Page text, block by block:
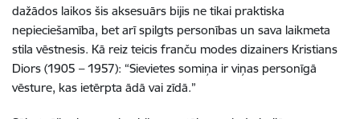
dažādos laikos šis aksesuārs bijis ne tikai praktiska
nepieciešamība, bet arī spilgts personības un sava laikmeta
stila vēstnesis. Kā reiz teicis franču modes dizainers Kristians
Diors (1905 – 1957): “Sievietes somiņa ir viņas personīgā
vēsture, kas ietērpta ādā vai zīdā.”